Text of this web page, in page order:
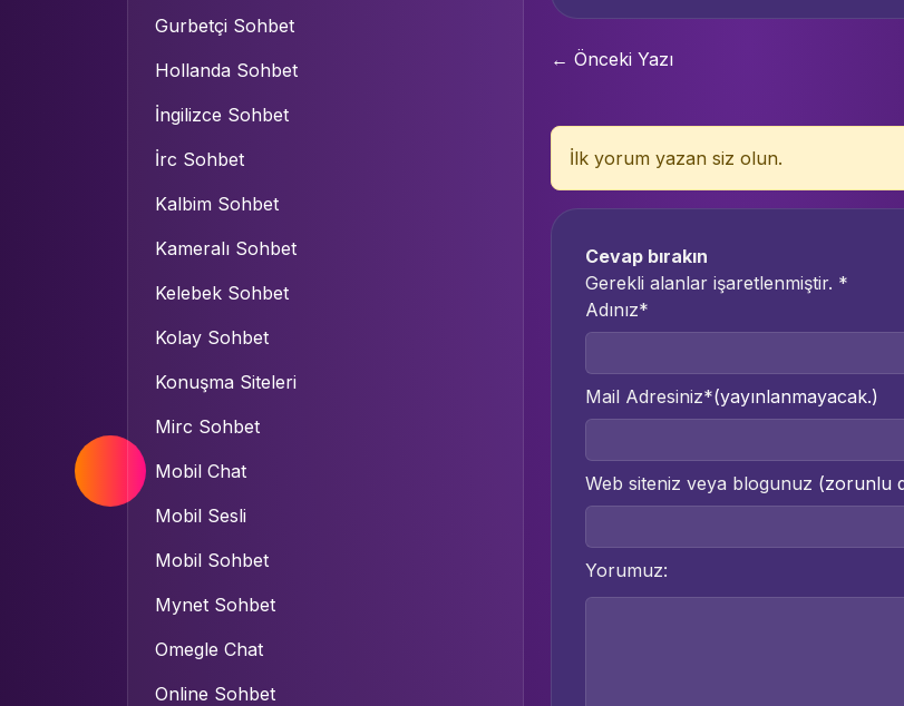
← Önceki Yazı
İlk yorum yazan siz olun.
Cevap bırakın
Gerekli alanlar işaretlenmiştir. *
Adınız*
Mail Adresiniz*(yayınlanmayacak.)
Web siteniz veya blogunuz (zorunlu
Yorumuz:
Gurbetçi Sohbet
Hollanda Sohbet
İngilizce Sohbet
İrc Sohbet
Kalbim Sohbet
Kameralı Sohbet
Kelebek Sohbet
Kolay Sohbet
Konuşma Siteleri
Mirc Sohbet
Mobil Chat
Mobil Sesli
Mobil Sohbet
Mynet Sohbet
Omegle Chat
Online Sohbet